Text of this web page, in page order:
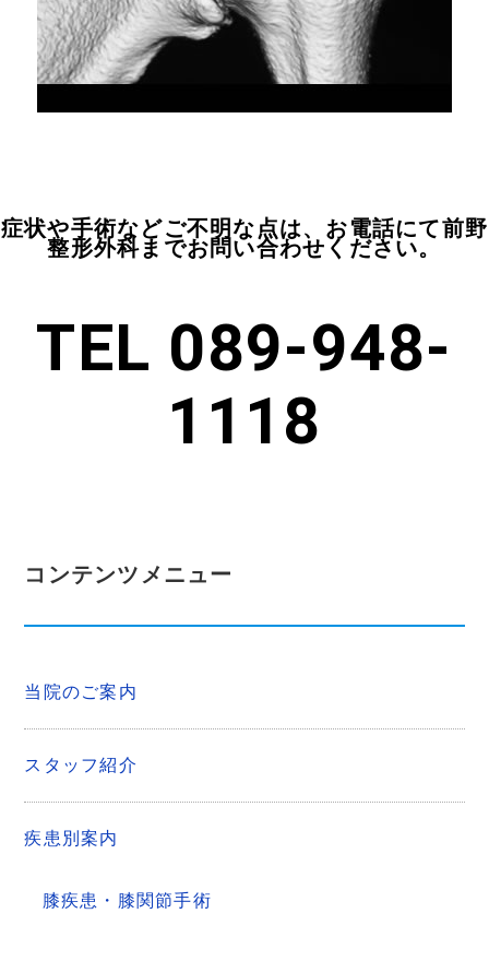
症状や手術などご不明な点は、お電話にて前野
整形外科までお問い合わせください。
TEL 089-948-
1118
コンテンツメニュー
当院のご案内
スタッフ紹介
疾患別案内
膝疾患・膝関節手術